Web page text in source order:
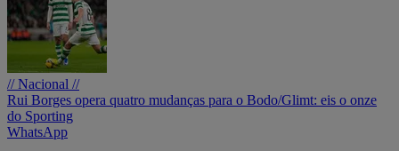
// Nacional //
Rui Borges opera quatro mudanças para o Bodo/Glimt: eis o onze
do Sporting
WhatsApp